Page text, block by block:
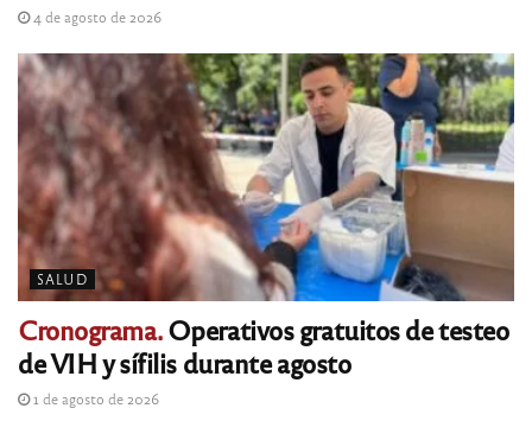
4 de agosto de 2026
SALUD
Cronograma.Operativos gratuitos de testeo
de VIH y sífilis durante agosto
1 de agosto de 2026